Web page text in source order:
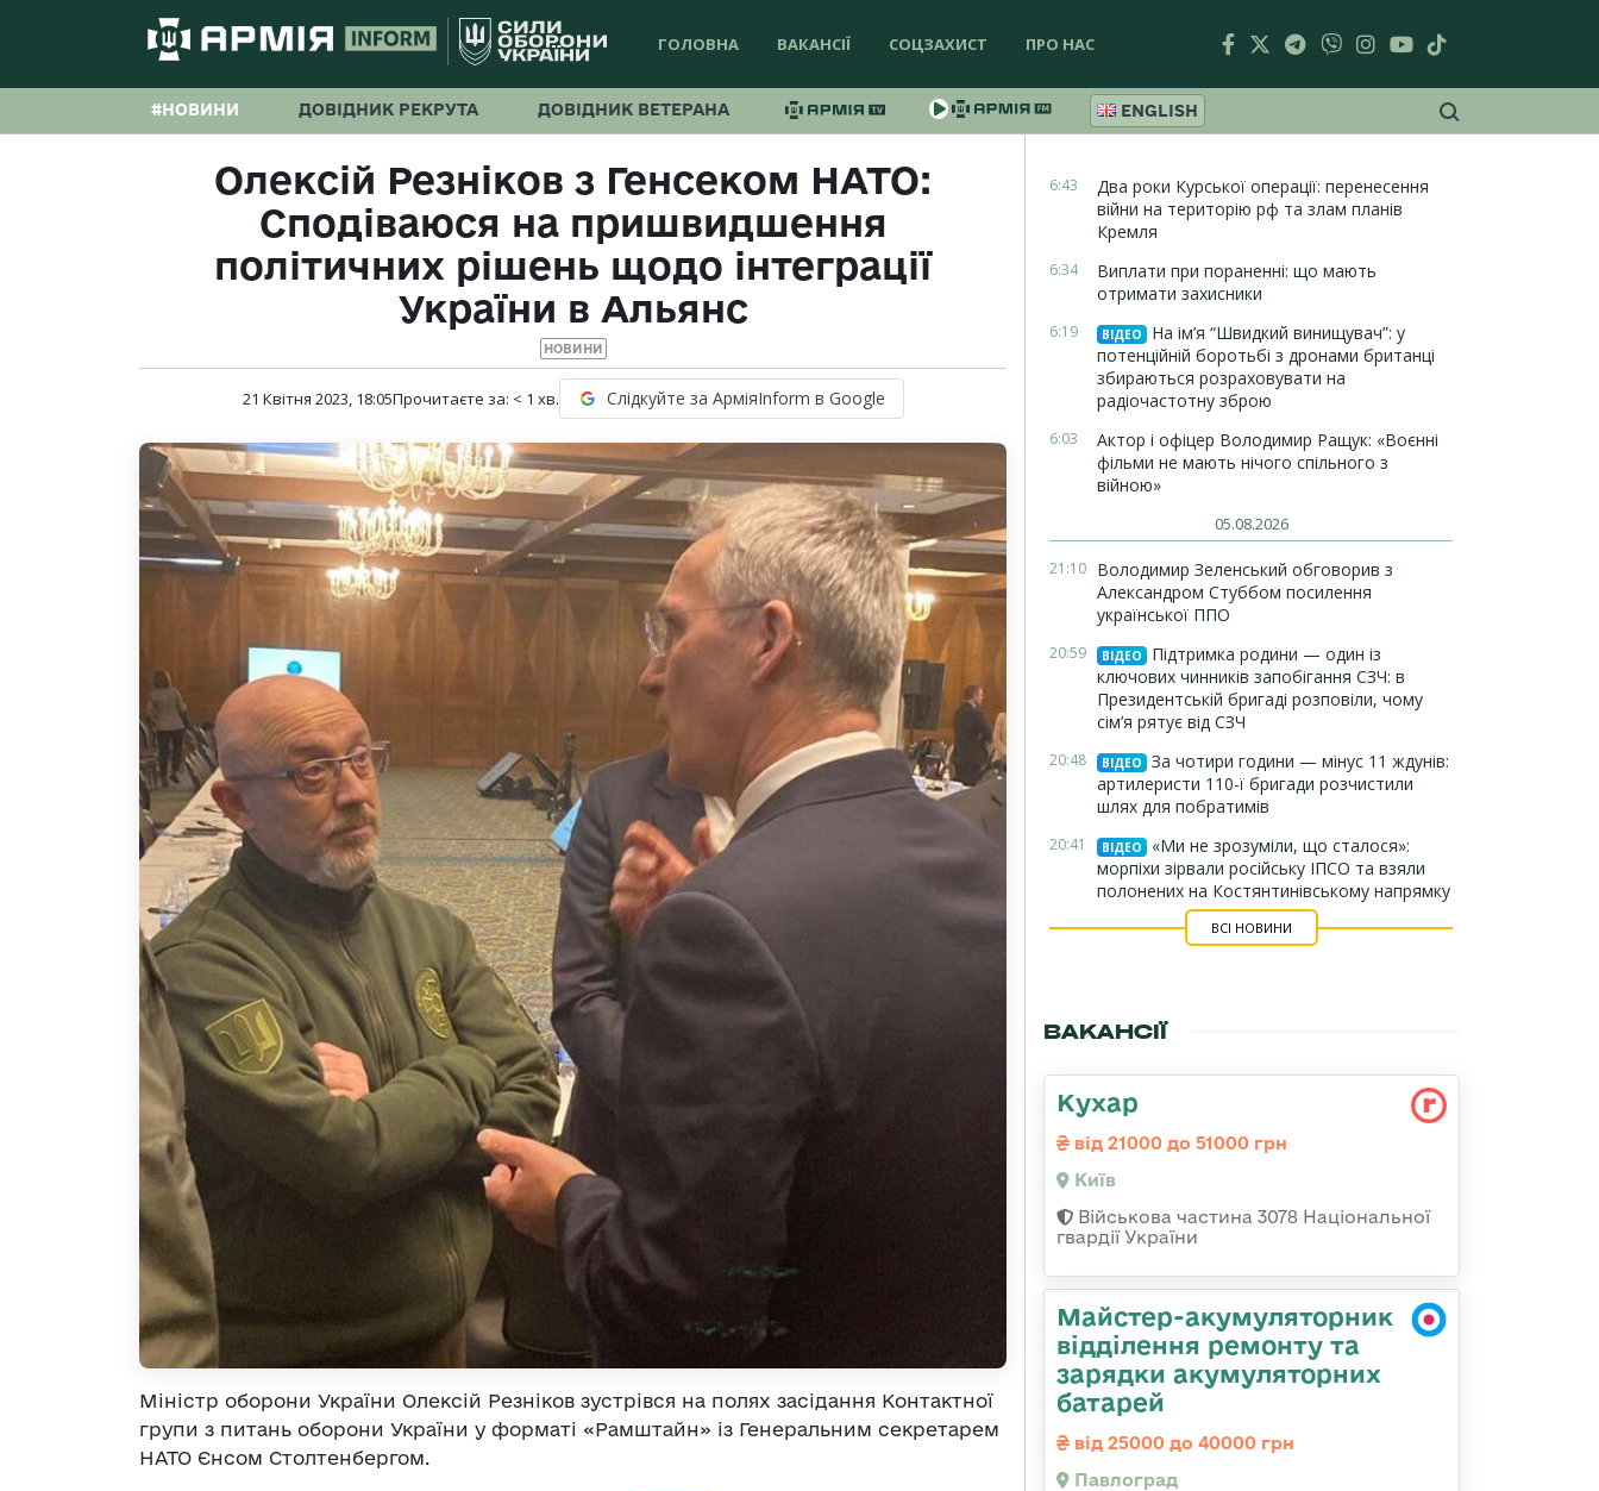
ГОЛОВНА ВАКАНСІЇ СОЦЗАХИСТ ПРО НАС
#НОВИНИ ДОВІДНИК РЕКРУТА ДОВІДНИК ВЕТЕРАНА ENGLISH
Олексій Резніков з Генсеком НАТО:
Сподіваюся на пришвидшення
політичних рішень щодо інтеграції
України в Альянс
НОВИНИ
21 Квітня 2023, 18:05Прочитаєте за: < 1 хв. Слідкуйте за АрміяInform в Google
Міністр оборони України Олексій Резніков зустрівся на полях засідання Контактної
групи з питань оборони України у форматі «Рамштайн» із Генеральним секретарем
НАТО Єнсом Столтенбергом.
6:43
Два роки Курської операції: перенесення
війни на територію рф та злам планів
Кремля
6:34
Виплати при пораненні: що мають
отримати захисники
6:19 ВІДЕО
На ім’я “Швидкий винищувач”: у
потенційній боротьбі з дронами британці
збираються розраховувати на
радіочастотну зброю
6:03
Актор і офіцер Володимир Ращук: «Воєнні
фільми не мають нічого спільного з
війною»
05.08.2026
21:10 Володимир Зеленський обговорив з
Александром Стуббом посилення
української ППО
20:59 ВІДЕО
Підтримка родини — один із
ключових чинників запобігання СЗЧ: в
Президентській бригаді розповіли, чому
сім’я рятує від СЗЧ
20:48 ВІДЕО
За чотири години — мінус 11 ждунів:
артилеристи 110-ї бригади розчистили
шлях для побратимів
20:41 ВІДЕО
«Ми не зрозуміли, що сталося»:
морпіхи зірвали російську ІПСО та взяли
полонених на Костянтинівському напрямку
ВСІ НОВИНИ
ВАКАНСІЇ
Кухар
від 21000 до 51000 грн
Київ
Військова частина 3078 Національної
гвардії України
Майстер-акумуляторник
відділення ремонту та
зарядки акумуляторних
батарей
від 25000 до 40000 грн
Павлоград